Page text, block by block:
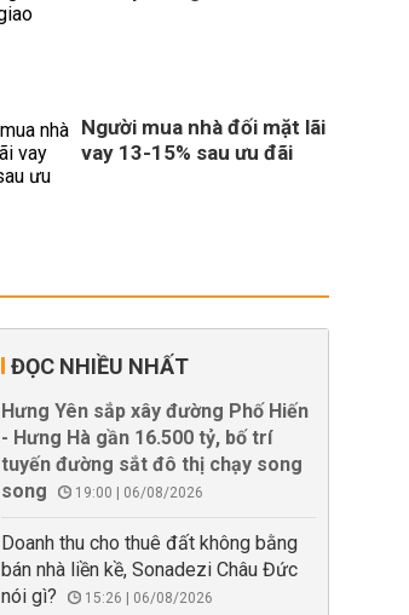
Người mua nhà đối mặt lãi
vay 13-15% sau ưu đãi
ĐỌC NHIỀU NHẤT
Hưng Yên sắp xây đường Phố Hiến
- Hưng Hà gần 16.500 tỷ, bố trí
tuyến đường sắt đô thị chạy song
song
19:00 | 06/08/2026
Doanh thu cho thuê đất không bằng
bán nhà liền kề, Sonadezi Châu Đức
nói gì?
15:26 | 06/08/2026